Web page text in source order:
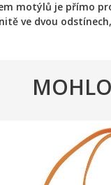
motýlů je přímo
ve dvou